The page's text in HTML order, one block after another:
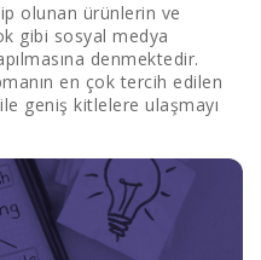
olunan ürünlerin ve
gibi sosyal medya
denmektedir.
en çok tercih edilen
geniş kitlelere ulaşmayı